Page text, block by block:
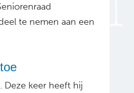
te nemen aan een
Deze keer heeft hij